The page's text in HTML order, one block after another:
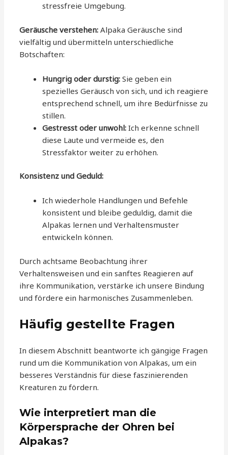
stressfreie Umgebung.
Geräusche verstehen: Alpaka Geräusche sind
vielfältig und übermitteln unterschiedliche
Botschaften:
Hungrig oder durstig: Sie geben ein
spezielles Geräusch von sich, und ich reagiere
entsprechend schnell, um ihre Bedürfnisse zu
stillen.
Gestresst oder unwohl: Ich erkenne schnell
diese Laute und vermeide es, den
Stressfaktor weiter zu erhöhen.
Konsistenz und Geduld:
Ich wiederhole Handlungen und Befehle
konsistent und bleibe geduldig, damit die
Alpakas lernen und Verhaltensmuster
entwickeln können.
Durch achtsame Beobachtung ihrer
Verhaltensweisen und ein sanftes Reagieren auf
ihre Kommunikation, verstärke ich unsere Bindung
und fördere ein harmonisches Zusammenleben.
Häufig gestellte Fragen
In diesem Abschnitt beantworte ich gängige Fragen
rund um die Kommunikation von Alpakas, um ein
besseres Verständnis für diese faszinierenden
Kreaturen zu fördern.
Wie interpretiert man die
Körpersprache der Ohren bei
Alpakas?